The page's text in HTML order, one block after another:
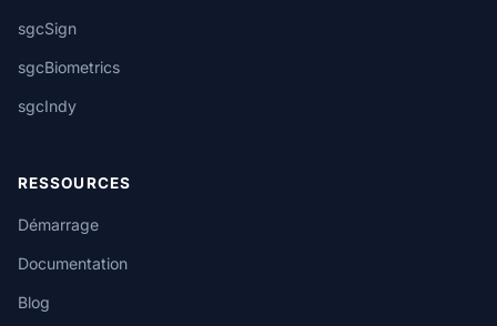
sgcSign
sgcBiometrics
sgcIndy
RESSOURCES
Démarrage
Documentation
Blog